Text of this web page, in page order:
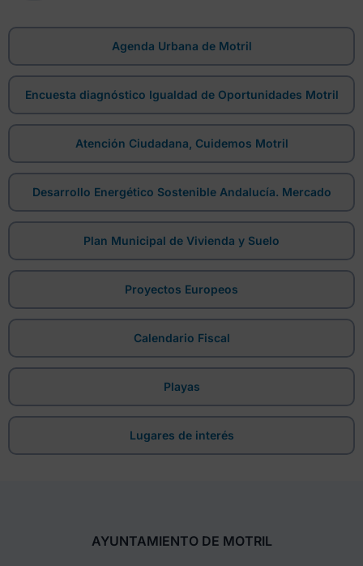
Agenda Urbana de Motril
Encuesta diagnóstico Igualdad de Oportunidades Motril
Atención Ciudadana, Cuidemos Motril
Desarrollo Energético Sostenible Andalucía. Mercado
Plan Municipal de Vivienda y Suelo
Proyectos Europeos
Calendario Fiscal
Playas
Lugares de interés
AYUNTAMIENTO DE MOTRIL